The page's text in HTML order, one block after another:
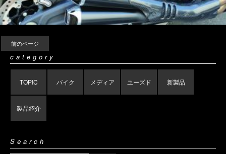
前のページ
category
TOPIC バイク メディア ユーズド 新製品
製品紹介
Search